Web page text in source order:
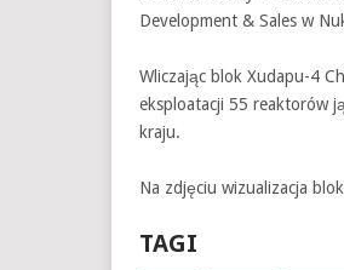
Development & Sales w
Wliczając blok Xudapu-4
eksploatacji 55 reaktorów
kraju.
Na zdjęciu wizualizacja
TAGI